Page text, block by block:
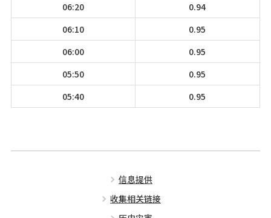
06:20
0.94
06:10
0.95
06:00
0.95
05:50
0.95
05:40
0.95
信息提供
收集相关链接